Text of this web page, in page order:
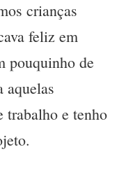
crianças
feliz em
pouquinho de
aquelas
trabalho e tenho